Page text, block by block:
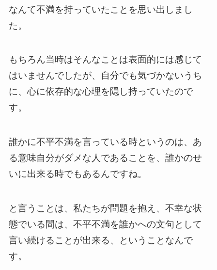
なんて不満を持っていたことを思い出しまし
た。
もちろん当時はそんなことは表面的には感じて
はいませんでしたが、自分でも気づかないうち
に、心に依存的な心理を隠し持っていたので
す。
誰かに不平不満を言っている時というのは、あ
る意味自分がダメな人であることを、誰かのせ
いに出来る時でもあるんですね。
と言うことは、私たちが問題を抱え、不幸な状
態でいる間は、不平不満を誰かへの文句として
言い続けることが出来る、ということなんで
す。